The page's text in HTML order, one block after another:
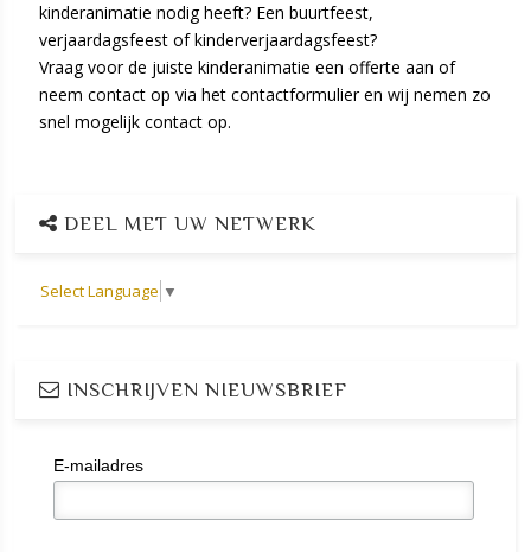
kinderanimatie nodig heeft? Een buurtfeest,
verjaardagsfeest of kinderverjaardagsfeest?
Vraag voor de juiste kinderanimatie een offerte aan of
neem contact op via het contactformulier en wij nemen zo
snel mogelijk contact op.
DEEL MET UW NETWERK
Select Language ▼
INSCHRIJVEN NIEUWSBRIEF
E-mailadres